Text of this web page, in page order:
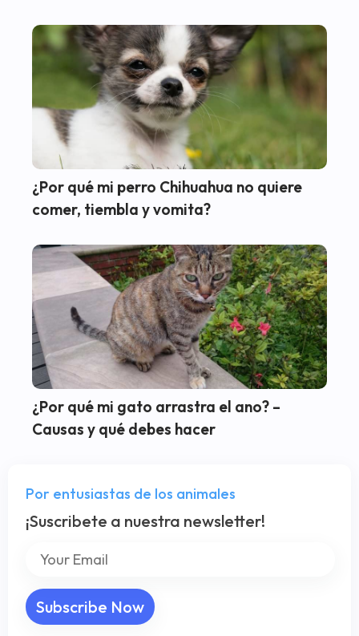
¿Por qué mi perro Chihuahua no quiere
comer, tiembla y vomita?
¿Por qué mi gato arrastra el ano? –
Causas y qué debes hacer
Por entusiastas de los animales
¡Suscribete a nuestra newsletter!